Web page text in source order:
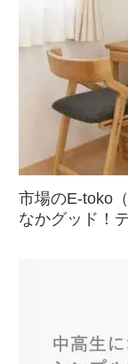
市場のE-toko
なかグッド！